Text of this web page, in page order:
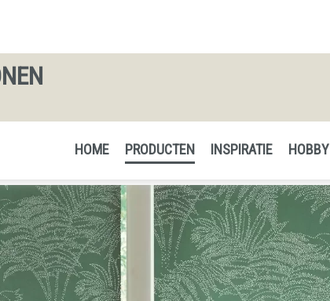
HOME PRODUCTEN INSPIRATIE HOBBY